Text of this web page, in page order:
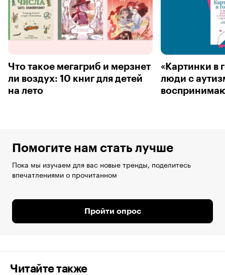
Что такое мегагриб и мерзнет
ли воздух: 10 книг для детей
на лето
«Картинки в
люди с
Помогите нам стать лучше
Пока мы изучаем для вас новые тренды, поделитесь
впечатлениями о прочитанном
Пройти опрос
Читайте также